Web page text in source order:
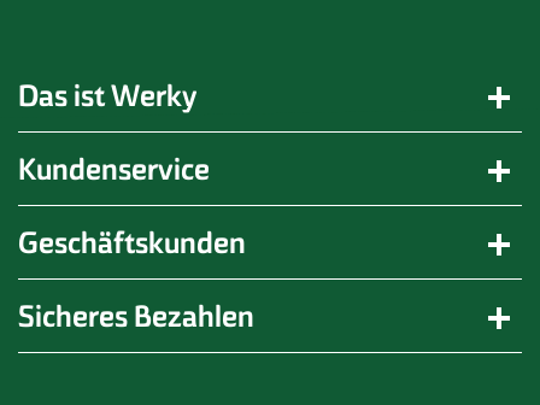
Das ist Werky
Kundenservice
Geschäftskunden
Sicheres Bezahlen